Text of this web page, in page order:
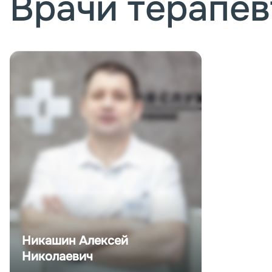
Подробнее о враче
Никашин Алексей
Николаевич